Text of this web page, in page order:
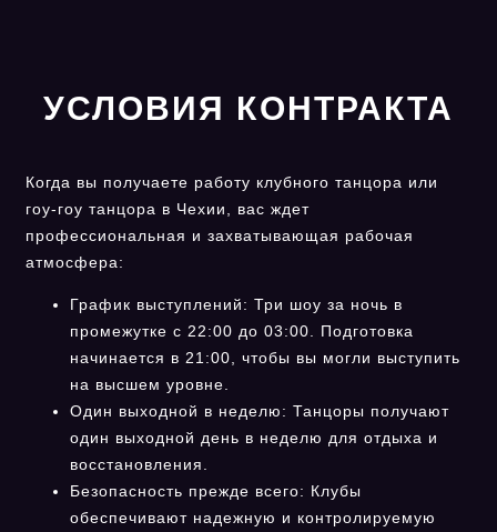
УСЛОВИЯ КОНТРАКТА
Когда вы получаете работу клубного танцора или
гоу-гоу танцора в Чехии, вас ждет
профессиональная и захватывающая рабочая
атмосфера:
График выступлений: Три шоу за ночь в
промежутке с 22:00 до 03:00. Подготовка
начинается в 21:00, чтобы вы могли выступить
на высшем уровне.
Один выходной в неделю: Танцоры получают
один выходной день в неделю для отдыха и
восстановления.
Безопасность прежде всего: Клубы
обеспечивают надежную и контролируемую